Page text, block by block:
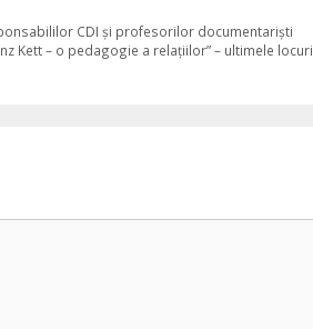
CDI și profesorilor documentariști
Kett – o pedagogie a relațiilor” – ultimele locuri